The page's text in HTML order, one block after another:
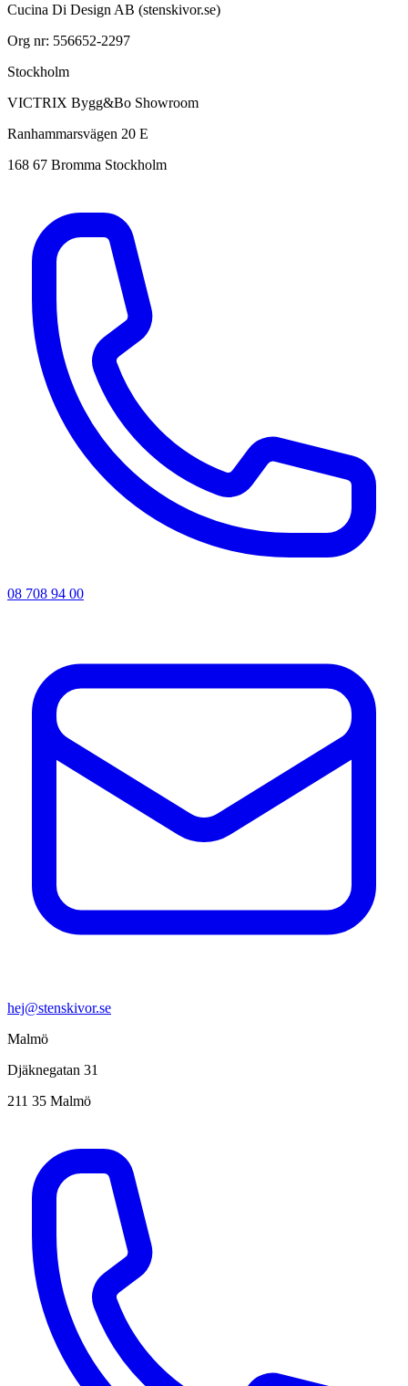
Cucina Di Design AB (stenskivor.se)
Org nr: 556652-2297
Stockholm
VICTRIX Bygg&Bo Showroom
Ranhammarsvägen 20 E
168 67 Bromma Stockholm
08 708 94 00
hej@stenskivor.se
Malmö
Djäknegatan 31
211 35 Malmö